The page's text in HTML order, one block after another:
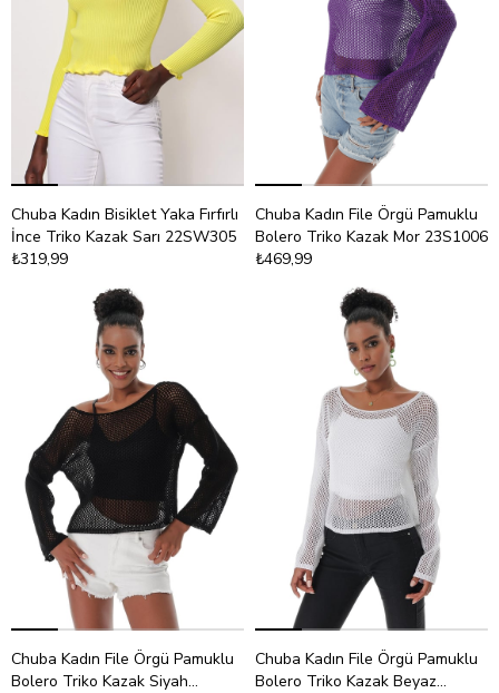
Chuba Kadın Bisiklet Yaka Fırfırlı
İnce Triko Kazak Sarı 22SW305
₺319,99
Chuba Kadın File Örgü Pamuklu
Bolero Triko Kazak Mor 23S1006
₺469,99
Chuba Kadın File Örgü Pamuklu
Bolero Triko Kazak Siyah
Chuba Kadın File Örgü Pamuklu
Bolero Triko Kazak Beyaz